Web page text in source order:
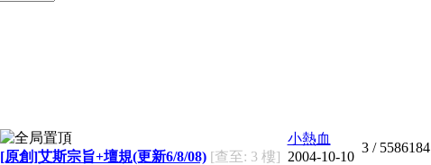
[原創]艾斯宗旨+壇規(更新6/8/08) [查至: 3 樓]
小熱血
2004-10-10
3 / 5586184